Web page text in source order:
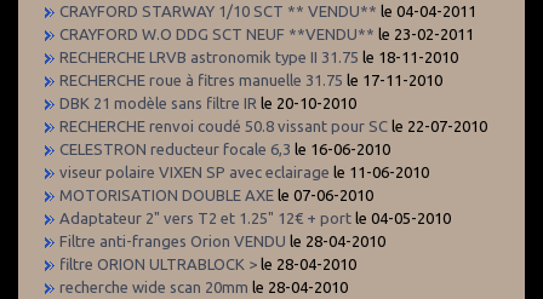
CRAYFORD STARWAY 1/10 SCT ** VENDU** le 04-04-2011
CRAYFORD W.O DDG SCT NEUF **VENDU** le 23-02-2011
RECHERCHE LRVB astronomik type II 31.75 le 18-11-2010
RECHERCHE roue à fitres manuelle 31.75 le 17-11-2010
DBK 21 modèle sans filtre IR le 20-10-2010
RECHERCHE renvoi coudé 50.8 vissant pour SC le 22-07-2010
CELESTRON reducteur focale 6,3 le 16-06-2010
viseur polaire VIXEN SP avec eclairage le 11-06-2010
MOTORISATION DOUBLE AXE le 07-06-2010
Adaptateur 2" vers T2 et 1.25" 12€ + port le 04-05-2010
Filtre anti-franges Orion VENDU le 28-04-2010
filtre ORION ULTRABLOCK > le 28-04-2010
recherche wide scan 20mm le 28-04-2010